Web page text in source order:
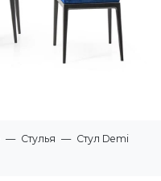
— Стулья — Стул Demi